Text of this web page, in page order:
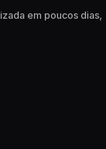
em poucos dias,